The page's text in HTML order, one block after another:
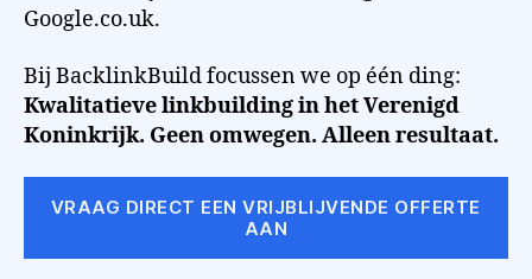
Google.co.uk.
Bij BacklinkBuild focussen we op één ding:
Kwalitatieve linkbuilding in het Verenigd
Koninkrijk. Geen omwegen. Alleen resultaat.
VRAAG DIRECT EEN VRIJBLIJVENDE OFFERTE
AAN